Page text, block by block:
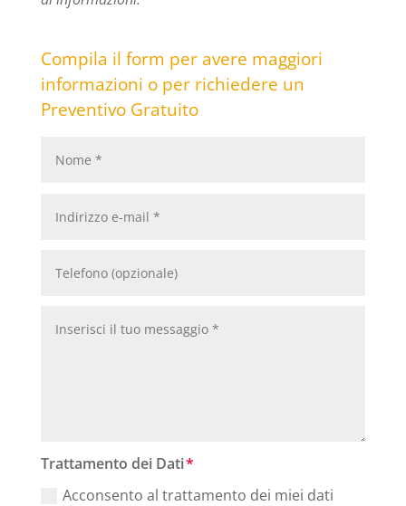
Compila il form per avere maggiori
informazioni o per richiedere un
Preventivo Gratuito
Trattamento dei Dati
Acconsento al trattamento dei miei dati